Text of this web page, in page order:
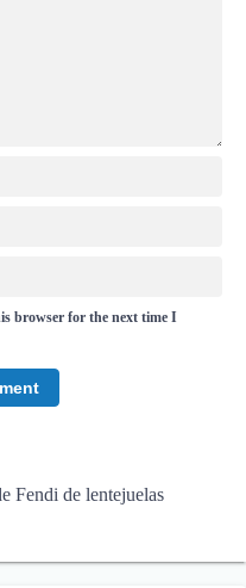
browser for the next time I
Fendi de lentejuelas